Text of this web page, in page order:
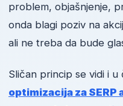
problem, objašnjenje,
onda blagi poziv na
ali ne treba da bude
Sličan princip se vidi i u
optimizacija za SERP